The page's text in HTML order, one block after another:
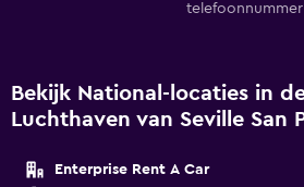
telefoonnummer
Bekijk National-locaties in
Luchthaven van Seville San
Enterprise Rent A Car